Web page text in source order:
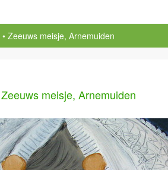
Zeeuws meisje, Arnemuiden
Zeeuws meisje, Arnemuiden